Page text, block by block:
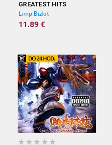
GREATEST HITS
Limp Bizkit
11.89 €